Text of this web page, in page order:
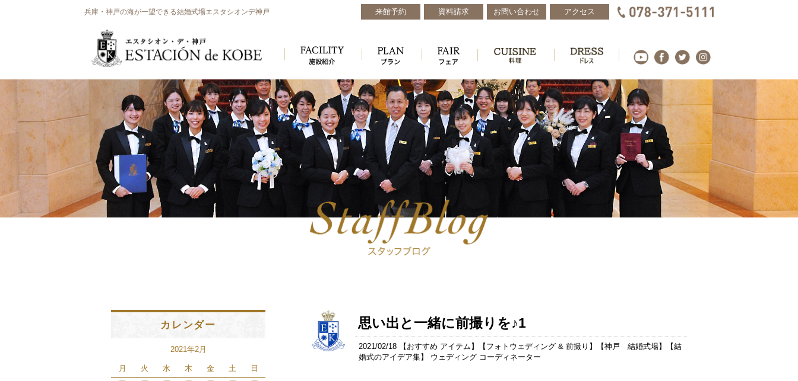
兵庫・神戸の海が一望できる結婚式場エスタシオンデ神戸 来館予約 資料請求 お問い合わせ アクセス
思い出と一緒に前撮りを♪1
2021/02/18 【 おすすめ アイテム 】【 フォトウェディング & 前撮り 】【神戸 結婚式場】【結
婚式のアイデア集】 ウェディング コーディネーター
カレンダー
2021年2月
月 火 水 木 金 土 日